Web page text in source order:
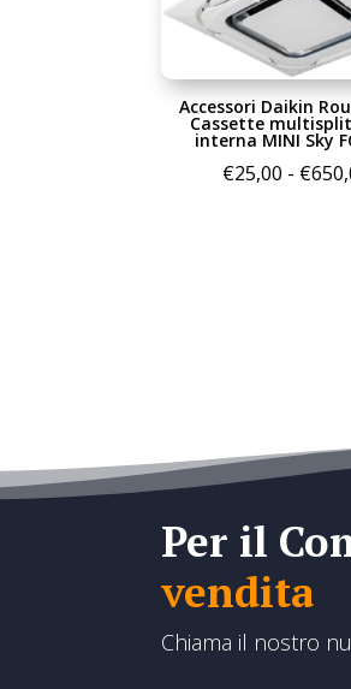
Accessori Daikin
Cassette
interna MINI Sky
€25,00 - €
Per il
vendita
Chiama il nostro